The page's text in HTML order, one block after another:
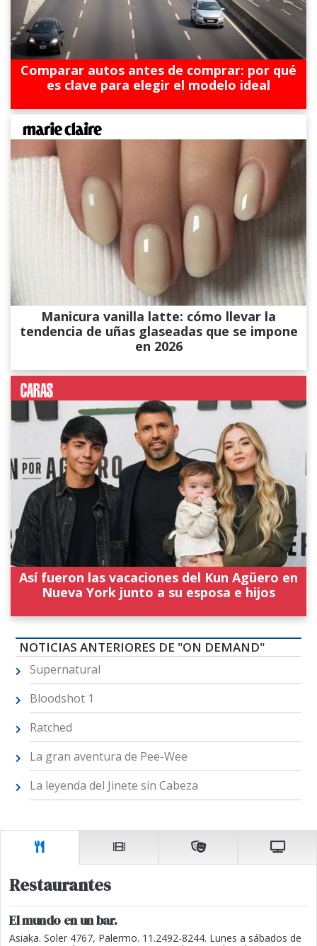
Comparar autos antes de comprar: por qué
es clave para elegir el modelo ideal
Manicura vanilla latte: cómo llevar la
tendencia de uñas glaseadas que se impone
en 2026
Así fueron las vacaciones del Kun Agüero en
Nueva York junto a su esposa e hijos
NOTICIAS ANTERIORES DE "ON DEMAND"
Supernatural
Bloodshot 1
Ratched
La gran aventura de Pee-Wee
La leyenda del Jinete sin Cabeza
Restaurantes
El mundo en un bar.
Asiaka. Soler 4767, Palermo. 11.2492-8244. Lunes a sábados de